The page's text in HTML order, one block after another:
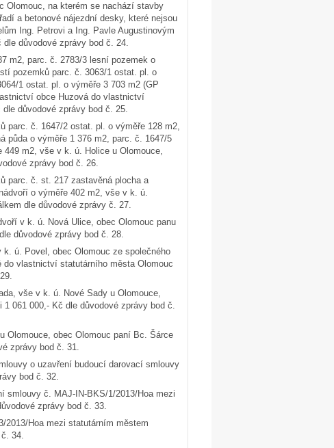
Olomouc, na kterém se nachází stavby
a betonové nájezdní desky, které nejsou
Ing. Petrovi a Ing. Pavle Augustinovým
důvodové zprávy bod č. 24.
m2, parc. č. 2783/3 lesní pozemek o
pozemků parc. č. 3063/1 ostat. pl. o
1 ostat. pl. o výměře 3 703 m2 (GP
obce Huzová do vlastnictví
důvodové zprávy bod č. 25.
parc. č. 1647/2 ostat. pl. o výměře 128 m2,
půda o výměře 1 376 m2, parc. č. 1647/5
m2, vše v k. ú. Holice u Olomouce,
zprávy bod č. 26.
parc. č. st. 217 zastavěná plocha a
o výměře 402 m2, vše v k. ú.
dle důvodové zprávy č. 27.
v k. ú. Nová Ulice, obec Olomouc panu
důvodové zprávy bod č. 28.
ú. Povel, obec Olomouc ze společného
do vlastnictví statutárního města Olomouc
vše v k. ú. Nové Sady u Olomouce,
061 000,- Kč dle důvodové zprávy bod č.
Olomouce, obec Olomouc paní Bc. Šárce
zprávy bod č. 31.
o uzavření budoucí darovací smlouvy
bod č. 32.
smlouvy č. MAJ-IN-BKS/1/2013/Hoa mezi
zprávy bod č. 33.
Hoa mezi statutárním městem
34.